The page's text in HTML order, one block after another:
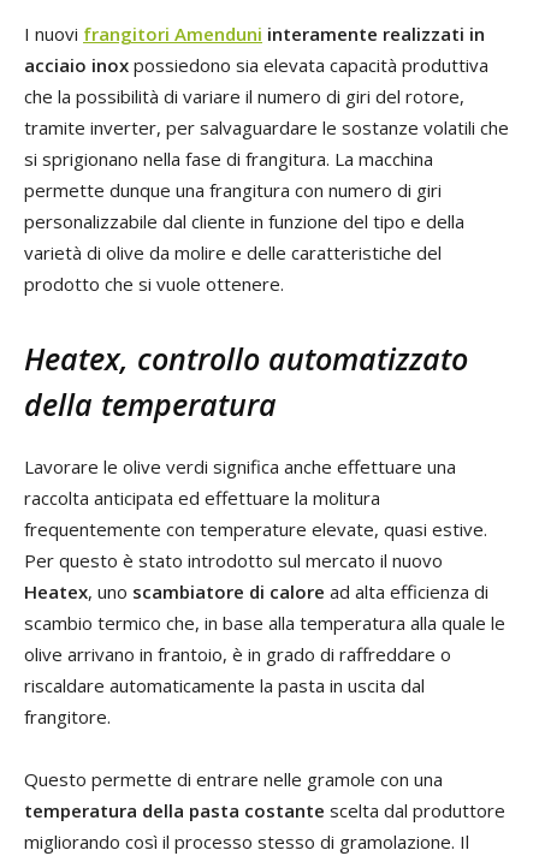
I nuovi frangitori Amenduni interamente realizzati in
acciaio inox possiedono sia elevata capacità produttiva
che la possibilità di variare il numero di giri del rotore,
tramite inverter, per salvaguardare le sostanze volatili che
si sprigionano nella fase di frangitura. La macchina
permette dunque una frangitura con numero di giri
personalizzabile dal cliente in funzione del tipo e della
varietà di olive da molire e delle caratteristiche del
prodotto che si vuole ottenere.
Heatex, controllo automatizzato
della temperatura
Lavorare le olive verdi significa anche effettuare una
raccolta anticipata ed effettuare la molitura
frequentemente con temperature elevate, quasi estive.
Per questo è stato introdotto sul mercato il nuovo
Heatex, uno scambiatore di calore ad alta efficienza di
scambio termico che, in base alla temperatura alla quale le
olive arrivano in frantoio, è in grado di raffreddare o
riscaldare automaticamente la pasta in uscita dal
frangitore.
Questo permette di entrare nelle gramole con una
temperatura della pasta costante scelta dal produttore
migliorando così il processo stesso di gramolazione. Il